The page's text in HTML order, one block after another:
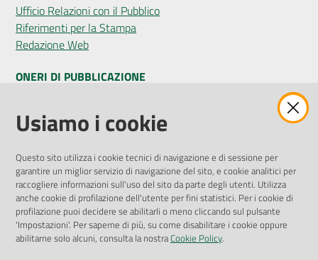
Ufficio Relazioni con il Pubblico
Riferimenti per la Stampa
Redazione Web
ONERI DI PUBBLICAZIONE
Amministrazione Trasparente
Pubblicità legale
Privacy Policy
Attuazione Misure PNRR
Liste di Attesa
ENTI, IMPRESE E PARTNER
Usiamo i cookie
Questo sito utilizza i cookie tecnici di navigazione e di sessione per
garantire un miglior servizio di navigazione del sito, e cookie analitici per
raccogliere informazioni sull'uso del sito da parte degli utenti. Utilizza
anche cookie di profilazione dell'utente per fini statistici. Per i cookie di
profilazione puoi decidere se abilitarli o meno cliccando sul pulsante
'Impostazioni'. Per saperne di più, su come disabilitare i cookie oppure
abilitarne solo alcuni, consulta la nostraCookie Policy.